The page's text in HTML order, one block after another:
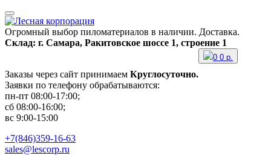
Огромный выбор пиломатериалов в наличии. Доставка.
Склад: г. Самара, Ракитовское шоссе 1, строение 1
Заказы через сайт принимаем Круглосуточно.
Заявки по телефону обрабатываются:
пн-пт 08:00-17:00;
сб 08:00-16:00;
вс 9:00-15:00
0 0 р.
+7(846)359-16-63
sales@lescorp.ru